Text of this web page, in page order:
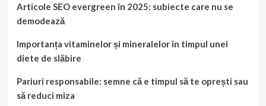
Articole SEO evergreen în 2025: subiecte care nu se
demodează
Importanța vitaminelor și mineralelor în timpul unei
diete de slăbire
Pariuri responsabile: semne că e timpul să te oprești sau
să reduci miza